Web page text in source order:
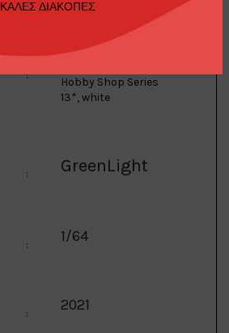
ΚΑΛΕΣ ΔΙΑΚΟΠΕΣ
:
2021 Ram 2500
Tradesman with
Hobby Shop Series
13*, white
: GreenLight
: 1/64
: 2021